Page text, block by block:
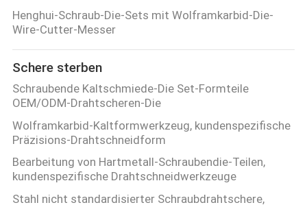
Henghui-Schraub-Die-Sets mit Wolframkarbid-Die-
Wire-Cutter-Messer
Schere sterben
Schraubende Kaltschmiede-Die Set-Formteile
OEM/ODM-Drahtscheren-Die
Wolframkarbid-Kaltformwerkzeug, kundenspezifische
Präzisions-Drahtschneidform
Bearbeitung von Hartmetall-Schraubendie-Teilen,
kundenspezifische Drahtschneidwerkzeuge
Stahl nicht standardisierter Schraubdrahtschere,